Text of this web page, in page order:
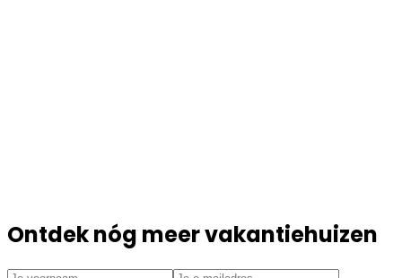
Ontdek nóg meer vakantiehuizen